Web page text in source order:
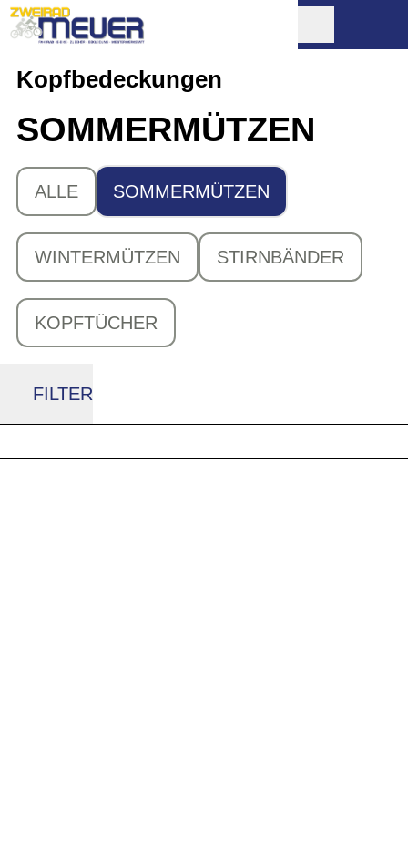
Kopfbedeckungen
SOMMERMÜTZEN
ALLE SOMMERMÜTZEN
WINTERMÜTZEN STIRNBÄNDER
KOPFTÜCHER
FILTER